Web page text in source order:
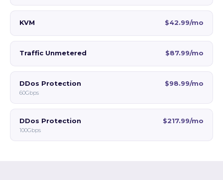
KVM $42.99/mo
Traffic Unmetered $87.99/mo
DDos Protection
60Gbps
$98.99/mo
DDos Protection
100Gbps
$217.99/mo